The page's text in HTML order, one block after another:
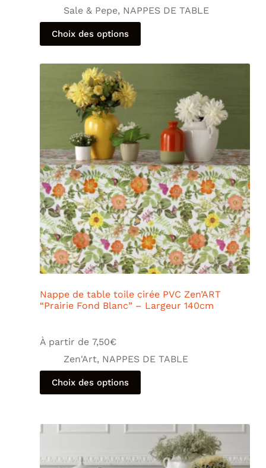
Sale & Pepe, NAPPES DE TABLE
Choix des options
Nappe de table toile cirée PVC Zen’ART
“Prairie Fond Blanc” – Largeur 140cm
À partir de 7,50€
Zen'Art, NAPPES DE TABLE
Choix des options